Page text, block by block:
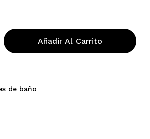
productos en el
Añadir Al Carrito
de baño